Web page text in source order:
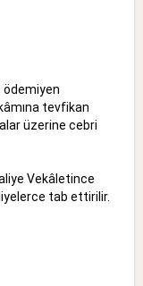
ödemiyen
tevfikan
üzerine cebri
Vekâletince
tab ettirilir.